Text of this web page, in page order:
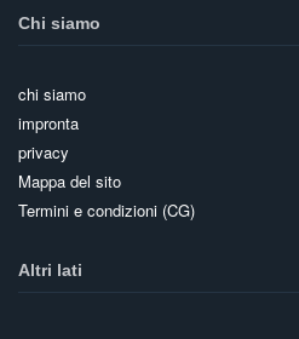
Chi siamo
chi siamo
impronta
privacy
Mappa del sito
Termini e condizioni (CG)
Altri lati